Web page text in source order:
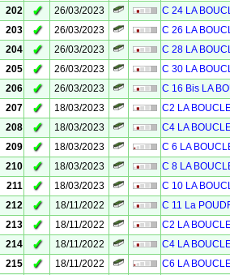
202
✓ 26/03/2023
C 24 LA
203
✓ 26/03/2023
C 26 LA
204
✓ 26/03/2023
C 28 LA
205
✓ 26/03/2023
C 30 LA
206
✓ 26/03/2023
C 16 Bis LA
207
✓ 18/03/2023
C2 LA
208
✓ 18/03/2023
C4 LA
209
✓ 18/03/2023
C 6 LA
210
✓ 18/03/2023
C 8 LA
211
✓ 18/03/2023
C 10 LA
212
✓ 18/11/2022
C 11 La
213
✓ 18/11/2022
C2 LA
214
✓ 18/11/2022
C4 LA
215
✓ 18/11/2022
C6 LA